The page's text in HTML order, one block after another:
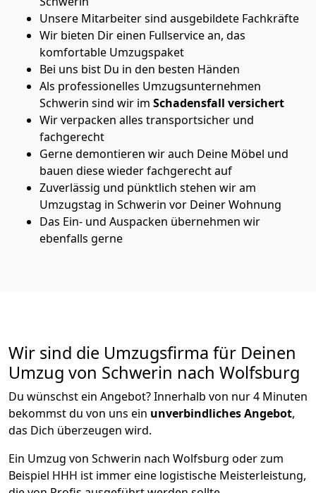
Unsere Mitarbeiter sind ausgebildete Fachkräfte
Wir bieten Dir einen Fullservice an, das
komfortable Umzugspaket
Bei uns bist Du in den besten Händen
Als professionelles Umzugsunternehmen
Schwerin sind wir im Schadensfall versichert
Wir verpacken alles transportsicher und
fachgerecht
Gerne demontieren wir auch Deine Möbel und
bauen diese wieder fachgerecht auf
Zuverlässig und pünktlich stehen wir am
Umzugstag in Schwerin vor Deiner Wohnung
Das Ein- und Auspacken übernehmen wir
ebenfalls gerne
Wir sind die Umzugsfirma für Deinen
Umzug von Schwerin nach Wolfsburg
Du wünschst ein Angebot? Innerhalb von nur 4 Minuten
bekommst du von uns ein unverbindliches Angebot,
das Dich überzeugen wird.
Ein Umzug von Schwerin nach Wolfsburg oder zum
Beispiel HHH ist immer eine logistische Meisterleistung,